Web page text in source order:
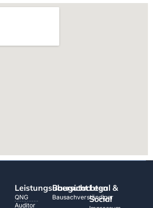
Leistungsübersicht
QNG
Auditor
Baugutachten
Bausachverständiger
Legal &
Social